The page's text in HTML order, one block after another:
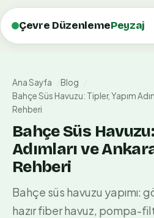
Çevre DüzenlemePeyzaj
Ana Sayfa
Blog
Bahçe Süs Havuzu: Tipler, Yapım
Rehberi
Bahçe Süs
Adımları ve
Rehberi
Bahçe süs havuzu yapımı:
hazır fiber havuz, pompa-